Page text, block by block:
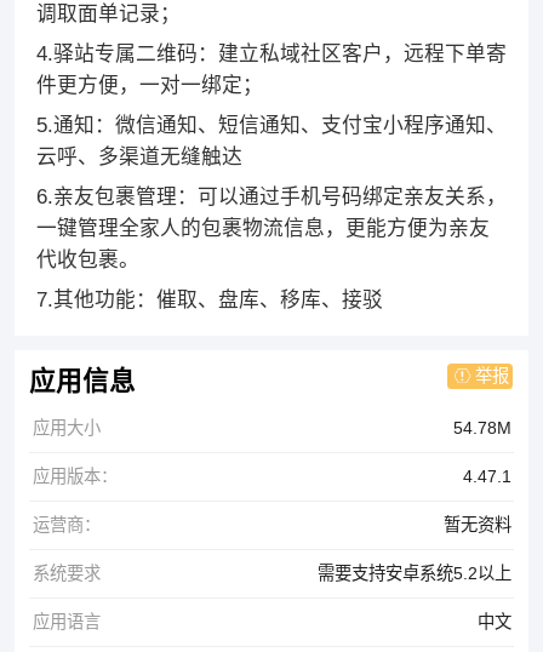
调取面单记录；
4.驿站专属二维码：建立私域社区客户，远程下单寄
件更方便，一对一绑定；
5.通知：微信通知、短信通知、支付宝小程序通知、
云呼、多渠道无缝触达
6.亲友包裹管理：可以通过手机号码绑定亲友关系，
一键管理全家人的包裹物流信息，更能方便为亲友
代收包裹。
7.其他功能：催取、盘库、移库、接驳
应用信息 举报
应用大小 54.78M
应用版本： 4.47.1
运营商： 暂无资料
系统要求 需要支持安卓系统5.2以上
应用语言 中文